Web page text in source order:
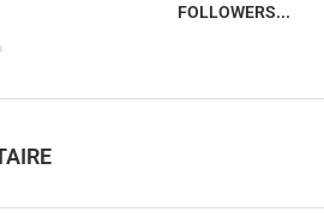
FOLLOWERS...